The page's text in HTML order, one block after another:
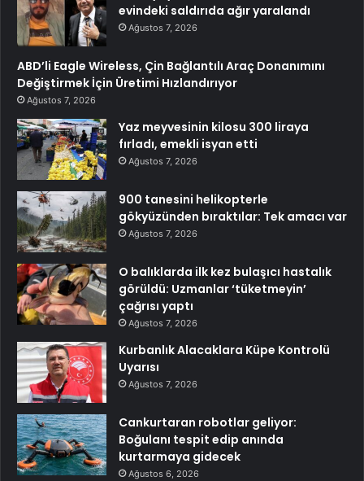
evindeki saldırıda ağır yaralandı
Ağustos 7, 2026
ABD’li Eagle Wireless, Çin Bağlantılı Araç Donanımını
Değiştirmek İçin Üretimi Hızlandırıyor
Ağustos 7, 2026
Yaz meyvesinin kilosu 300 liraya
fırladı, emekli isyan etti
Ağustos 7, 2026
900 tanesini helikopterle
gökyüzünden bıraktılar: Tek amacı var
Ağustos 7, 2026
O balıklarda ilk kez bulaşıcı hastalık
görüldü: Uzmanlar ‘tüketmeyin’
çağrısı yaptı
Ağustos 7, 2026
Kurbanlık Alacaklara Küpe Kontrolü
Uyarısı
Ağustos 7, 2026
Cankurtaran robotlar geliyor:
Boğulanı tespit edip anında
kurtarmaya gidecek
Ağustos 6, 2026